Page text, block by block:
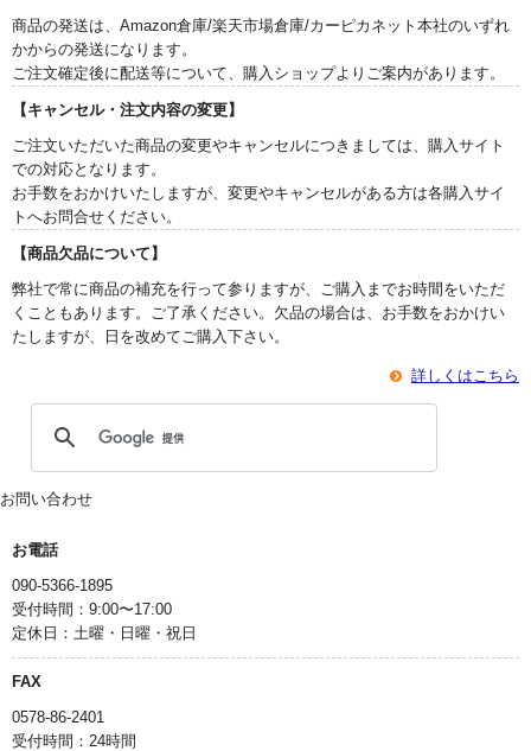
商品の発送は、Amazon倉庫/楽天市場倉庫/カーピカネット本社のいずれ
かからの発送になります。
ご注文確定後に配送等について、購入ショップよりご案内があります。
【キャンセル・注文内容の変更】
ご注文いただいた商品の変更やキャンセルにつきましては、購入サイト
での対応となります。
お手数をおかけいたしますが、変更やキャンセルがある方は各購入サイ
トへお問合せください。
【商品欠品について】
弊社で常に商品の補充を行って参りますが、ご購入までお時間をいただ
くこともあります。ご了承ください。欠品の場合は、お手数をおかけい
たしますが、日を改めてご購入下さい。
詳しくはこちら
お問い合わせ
お電話
090-5366-1895
受付時間：9:00〜17:00
定休日：土曜・日曜・祝日
FAX
0578-86-2401
受付時間：24時間